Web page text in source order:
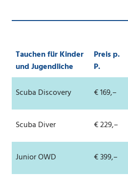
Tauchen für Kinder
und Jugendliche
Preis p.
P.
Scuba Discovery € 169,–
Scuba Diver € 229,–
Junior OWD € 399,–